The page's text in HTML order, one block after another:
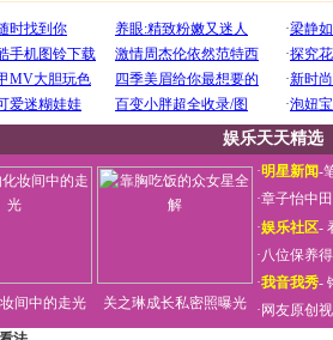
娱乐天天精选
间中的走光 关之琳成长私密照曝光
·明星新闻-
·章子怡中
·娱乐社区-
·八位保养
·我音我秀-
· 网友原创